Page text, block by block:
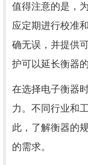
值得注意的是，
应定期进行校准
确无误，并提供
护可以延长衡器
在选择电子衡器
力。不同行业和
此，了解衡器的
的需求。